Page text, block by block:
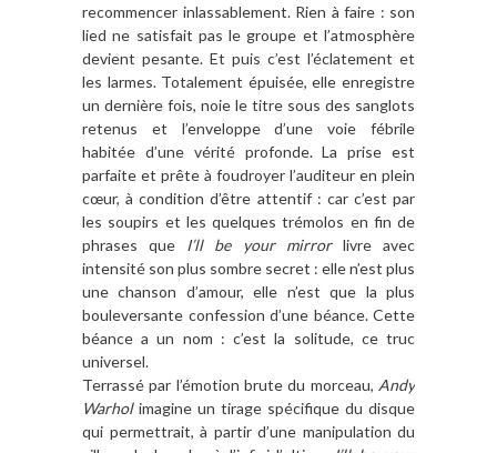
recommencer inlassablement. Rien à faire : son
lied ne satisfait pas le groupe et l’atmosphère
devient pesante. Et puis c’est l’éclatement et
les larmes. Totalement épuisée, elle enregistre
un dernière fois, noie le titre sous des sanglots
retenus et l’enveloppe d’une voie fébrile
habitée d’une vérité profonde. La prise est
parfaite et prête à foudroyer l’auditeur en plein
cœur, à condition d’être attentif : car c’est par
les soupirs et les quelques trémolos en fin de
phrases que I’ll be your mirrorlivre avec
intensité son plus sombre secret : elle n’est plus
une chanson d’amour, elle n’est que la plus
bouleversante confession d’une béance. Cette
béance a un nom : c’est la solitude, ce truc
universel.
Terrassé par l’émotion brute du morceau, Andy
Warholimagine un tirage spécifique du disque
qui permettrait, à partir d’une manipulation du